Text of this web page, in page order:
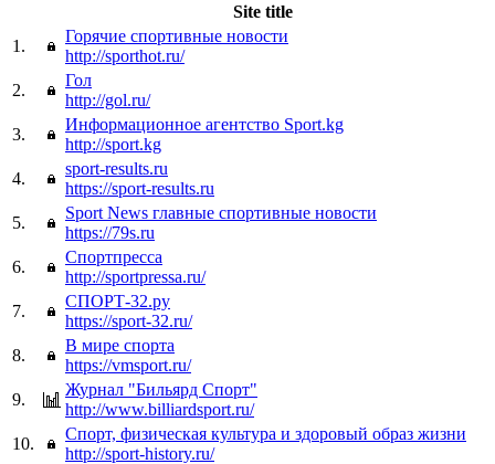
Site title
1.
Горячие спортивные новости
http://sporthot.ru/
2.
Гол
http://gol.ru/
3.
Информационное агентство Sport.kg
http://sport.kg
4.
sport-results.ru
https://sport-results.ru
5.
Sport News главные спортивные новости
https://79s.ru
6.
Спортпресса
http://sportpressa.ru/
7.
СПОРТ-32.ру
https://sport-32.ru/
8.
В мире спорта
https://vmsport.ru/
9.
Журнал "Бильярд Спорт"
http://www.billiardsport.ru/
10.
Спорт, физическая культура и здоровый образ жизни
http://sport-history.ru/